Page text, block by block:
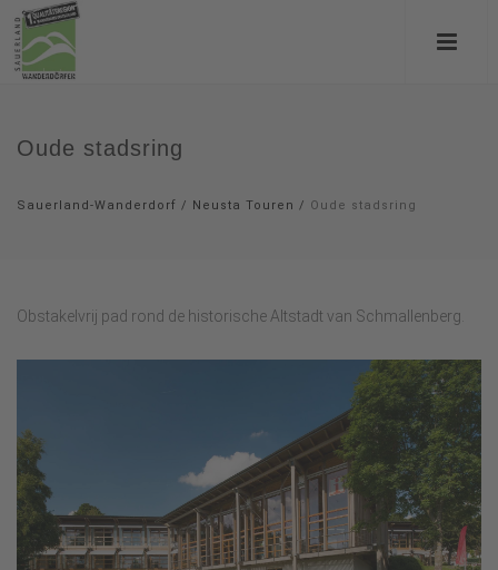
Oude stadsring
Sauerland-Wanderdorf / Neusta Touren / Oude stadsring
Obstakelvrij pad rond de historische Altstadt van Schmallenberg.